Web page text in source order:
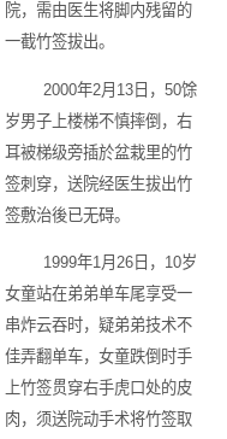
院，需由医生将脚内残留的
一截竹签拔出。
2000年2月13日，50馀
岁男子上楼梯不慎摔倒，右
耳被梯级旁插於盆栽里的竹
签刺穿，送院经医生拔出竹
签敷治後已无碍。
1999年1月26日，10岁
女童站在弟弟单车尾享受一
串炸云吞时，疑弟弟技术不
佳弄翻单车，女童跌倒时手
上竹签贯穿右手虎口处的皮
肉，须送院动手术将竹签取